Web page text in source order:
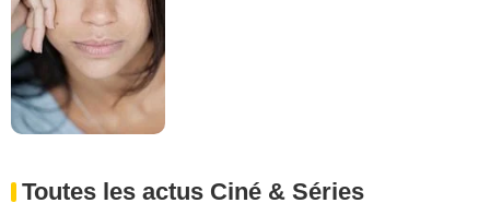
Toutes les actus Ciné & Séries